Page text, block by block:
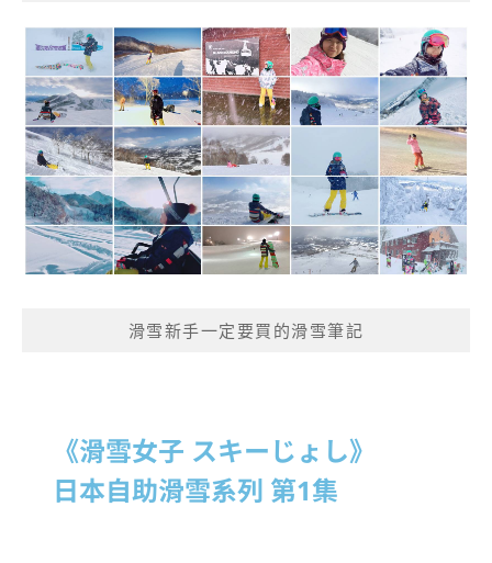
滑雪新手一定要買的滑雪筆記